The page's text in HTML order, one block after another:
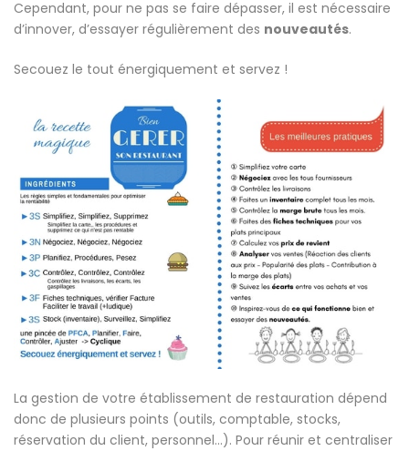
Cependant, pour ne pas se faire dépasser, il est nécessaire
d’innover, d’essayer régulièrement des nouveautés.
Secouez le tout énergiquement et servez !
La gestion de votre établissement de restauration dépend
donc de plusieurs points (outils, comptable, stocks,
réservation du client, personnel…). Pour réunir et centraliser